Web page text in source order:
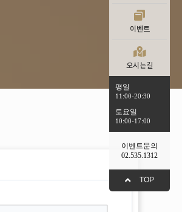
이벤트
오시는길
평일
11:00-20:30
토요일
10:00-17:00
이벤트문의
02.535.1312
TOP